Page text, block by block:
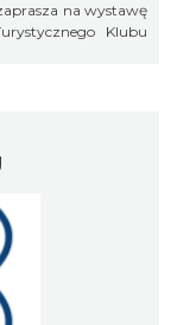
na wystawę
Klubu